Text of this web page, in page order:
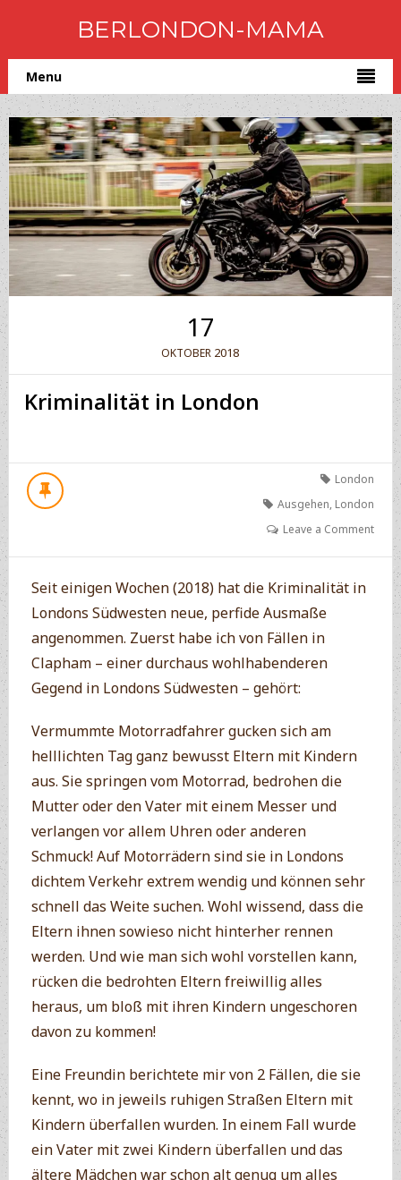
BERLONDON-MAMA
Menu
17
OKTOBER 2018
Kriminalität in London
London
Ausgehen, London
Leave a Comment
Seit einigen Wochen (2018) hat die Kriminalität in
Londons Südwesten neue, perfide Ausmaße
angenommen. Zuerst habe ich von Fällen in
Clapham – einer durchaus wohlhabenderen
Gegend in Londons Südwesten – gehört:
Vermummte Motorradfahrer gucken sich am
helllichten Tag ganz bewusst Eltern mit Kindern
aus. Sie springen vom Motorrad, bedrohen die
Mutter oder den Vater mit einem Messer und
verlangen vor allem Uhren oder anderen
Schmuck! Auf Motorrädern sind sie in Londons
dichtem Verkehr extrem wendig und können sehr
schnell das Weite suchen. Wohl wissend, dass die
Eltern ihnen sowieso nicht hinterher rennen
werden. Und wie man sich wohl vorstellen kann,
rücken die bedrohten Eltern freiwillig alles
heraus, um bloß mit ihren Kindern ungeschoren
davon zu kommen!
Eine Freundin berichtete mir von 2 Fällen, die sie
kennt, wo in jeweils ruhigen Straßen Eltern mit
Kindern überfallen wurden. In einem Fall wurde
ein Vater mit zwei Kindern überfallen und das
ältere Mädchen war schon alt genug um alles